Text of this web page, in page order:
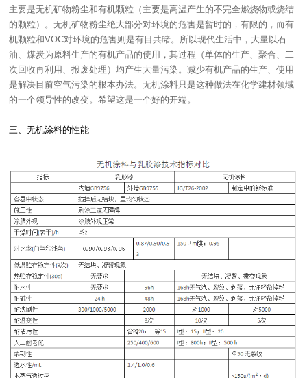
主要是无机矿物粉尘和有机颗粒（主要是高温产生的不完全燃烧物或烧结
的颗粒）。无机矿物粉尘绝大部分对环境的危害是暂时的，有限的，而有
机颗粒和VOC对环境的危害则是有目共睹。所以现代生活中，大量以石
油、煤炭为原料生产的有机产品的使用，其过程（单体的生产、聚合、二
次回收再利用、报废处理）均产生大量污染。减少有机产品的生产、使用
是解决目前空气污染的根本办法。无机涂料只是这种做法在化学建材领域
的一个领导性的改变。希望这是一个好的开端。
三、无机涂料的性能